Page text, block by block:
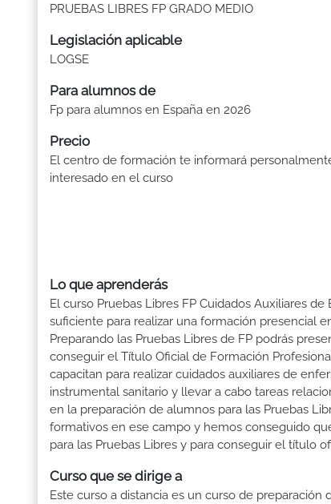
PRUEBAS LIBRES FP GRADO MEDIO
Legislación aplicable
LOGSE
Para alumnos de
Fp para alumnos en España en 2026
Precio
El centro de formación te informará
interesado en el curso
Lo que aprenderás
El curso Pruebas Libres FP Cuidados Auxiliares
suficiente para realizar una formación presencial
Preparando las Pruebas Libres de FP podrás
conseguir el Título Oficial de Formación
capacitan para realizar cuidados auxiliares de
instrumental sanitario y llevar a cabo tareas
en la preparación de alumnos para las Pruebas
formativos en ese campo y hemos conseguido
para las Pruebas Libres y para conseguir el título
Curso que se dirige a
Este curso a distancia es un curso de